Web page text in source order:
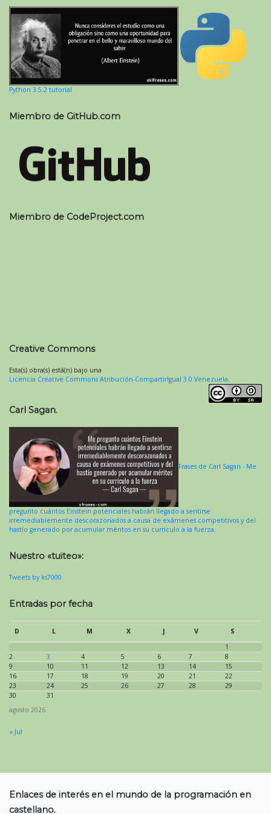
Python 3.5.2 tutorial
Miembro de GitHub.com
Miembro de CodeProject.com
Creative Commons
Esta(s) obra(s) está(n) bajo una
Licencia Creative Commons Atribución-CompartirIgual 3.0 Venezuela.
Carl Sagan.
Frases de Carl Sagan - Me
pregunto cuántos Einstein potenciales habrán llegado a sentirse
irremediablemente descorazonados a causa de exámenes competitivos y del
hastío generado por acumular méritos en su currículo a la fuerza.
Nuestro «tuiteo»:
Tweets by ks7000
Entradas por fecha
agosto 2026
D L M X J V
S
1
2
3 4 5 6 7
8
9
10 11 12 13 14
15
16
17 18 19 20 21
22
23
24 25 26 27 28
29
30
31
« Jul
Enlaces de interés en el mundo de la programación en
castellano.